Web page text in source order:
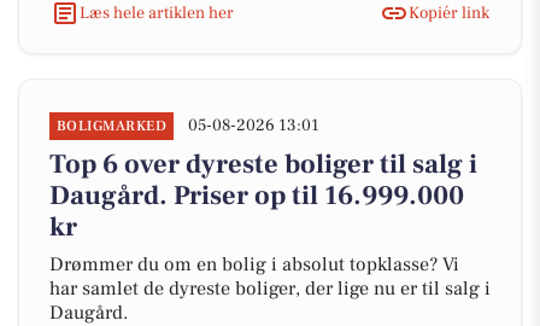
Læs hele artiklen her
Kopiér link
BOLIGMARKED 05-08-2026 13:01
Top 6 over dyreste boliger til salg i
Daugård. Priser op til 16.999.000
kr
Drømmer du om en bolig i absolut topklasse? Vi
har samlet de dyreste boliger, der lige nu er til salg i
Daugård.